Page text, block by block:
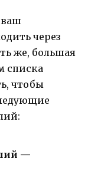
через
же, большая
списка
чтобы
—